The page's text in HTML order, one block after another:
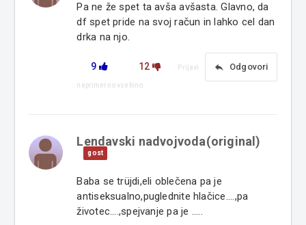
Pa ne že spet ta avša avšasta. Glavno, da
df spet pride na svoj račun in lahko cel dan
drka na njo.
9 12 reply Odgovori
Prijavi
neprimerno vsebino
Lendavski nadvojvoda(original)
gost
Baba se trüjdi,eli oblečena pa je
antiseksualno,puglednite hlačice....,pa
životec....,spejvanje pa je .....